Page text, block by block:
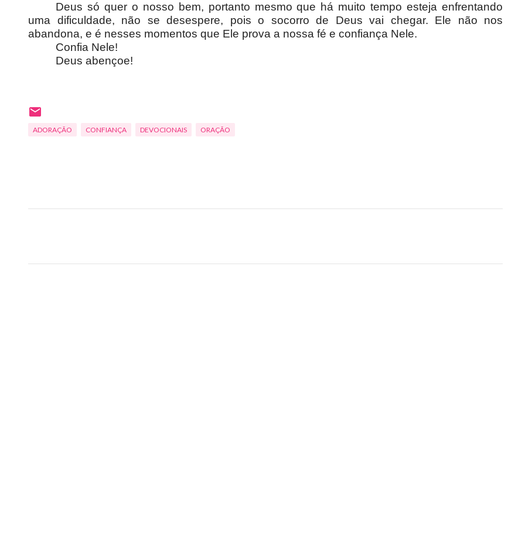
Deus só quer o nosso bem, portanto mesmo que há muito tempo esteja enfrentando
uma dificuldade, não se desespere, pois o socorro de Deus vai chegar. Ele não nos
abandona, e é nesses momentos que Ele prova a nossa fé e confiança Nele.
Confia Nele!
Deus abençoe!
ADORAÇÃO CONFIANÇA DEVOCIONAIS ORAÇÃO